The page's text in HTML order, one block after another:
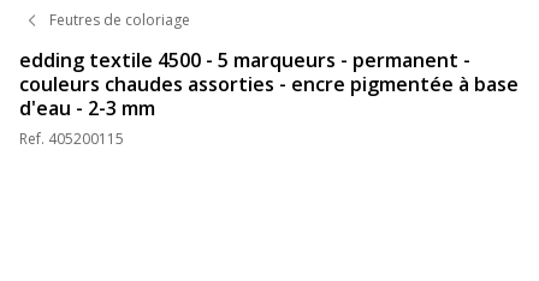
Feutres de coloriage
edding textile 4500 - 5 marqueurs - permanent -
couleurs chaudes assorties - encre pigmentée à base
d'eau - 2-3 mm
Ref. 405200115